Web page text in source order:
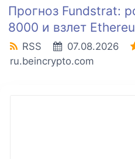
Прогноз Fundstrat:
8000 и взлет
RSS 07.08.2026
ru.beincrypto.com